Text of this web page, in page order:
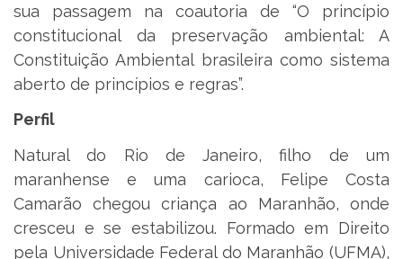
sua passagem na coautoria de “O princípio
constitucional da preservação ambiental: A
Constituição Ambiental brasileira como sistema
aberto de princípios e regras”.
Perfil
Natural do Rio de Janeiro, filho de um
maranhense e uma carioca, Felipe Costa
Camarão chegou criança ao Maranhão, onde
cresceu e se estabilizou. Formado em Direito
pela Universidade Federal do Maranhão (UFMA),